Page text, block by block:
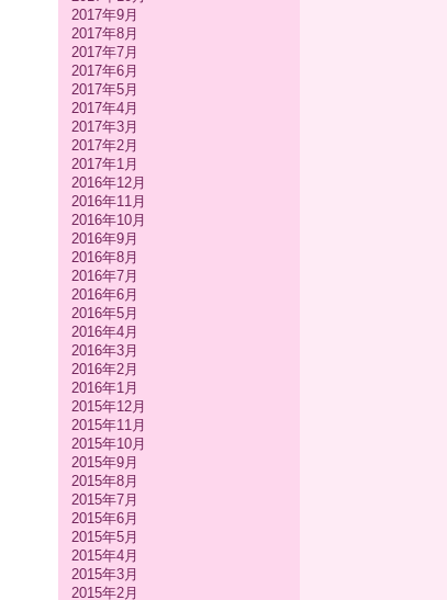
2017年9月
2017年8月
2017年7月
2017年6月
2017年5月
2017年4月
2017年3月
2017年2月
2017年1月
2016年12月
2016年11月
2016年10月
2016年9月
2016年8月
2016年7月
2016年6月
2016年5月
2016年4月
2016年3月
2016年2月
2016年1月
2015年12月
2015年11月
2015年10月
2015年9月
2015年8月
2015年7月
2015年6月
2015年5月
2015年4月
2015年3月
2015年2月